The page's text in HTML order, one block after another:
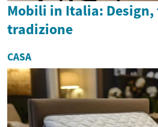
Mobili in Italia:
tradizione
CASA